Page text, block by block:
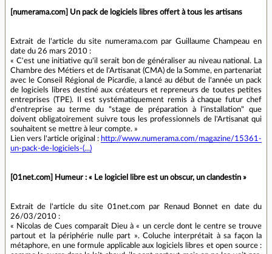
[numerama.com] Un pack de logiciels libres offert à tous les artisans
Extrait de l'article du site numerama.com par Guillaume Champeau en
date du 26 mars 2010 :
« C'est une initiative qu'il serait bon de généraliser au niveau national. La
Chambre des Métiers et de l'Artisanat (CMA) de la Somme, en partenariat
avec le Conseil Régional de Picardie, a lancé au début de l'année un pack
de logiciels libres destiné aux créateurs et repreneurs de toutes petites
entreprises (TPE). Il est systématiquement remis à chaque futur chef
d'entreprise au terme du "stage de préparation à l'installation" que
doivent obligatoirement suivre tous les professionnels de l'Artisanat qui
souhaitent se mettre à leur compte. »
Lien vers l'article original : http://www.numerama.com/magazine/15361-
un-pack-de-logiciels-(...)
[01net.com] Humeur : « Le logiciel libre est un obscur, un clandestin »
Extrait de l'article du site 01net.com par Renaud Bonnet en date du
26/03/2010 :
« Nicolas de Cues comparait Dieu à « un cercle dont le centre se trouve
partout et la périphérie nulle part ». Coluche interprétait à sa façon la
métaphore, en une formule applicable aux logiciels libres et open source :